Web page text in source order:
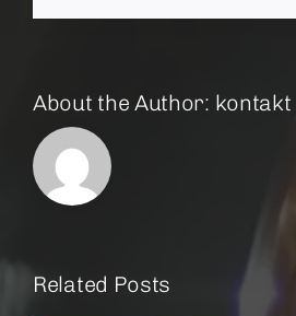
About the Author: kontakt
Related Posts